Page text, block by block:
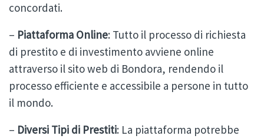
concordati.
– Piattaforma Online: Tutto il processo di richiesta
di prestito e di investimento avviene online
attraverso il sito web di Bondora, rendendo il
processo efficiente e accessibile a persone in tutto
il mondo.
– Diversi Tipi di Prestiti: La piattaforma potrebbe